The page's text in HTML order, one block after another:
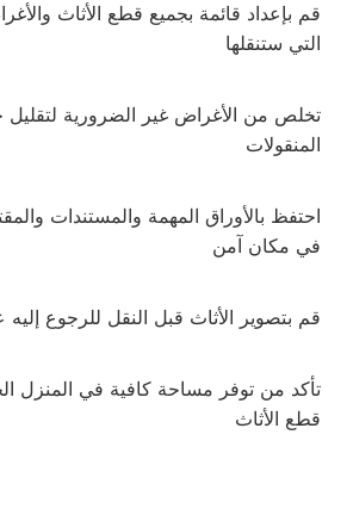
قم بإعداد قائمة بجميع قطع الأثاث
التي ستنقلها
تخلص من الأغراض غير الضرورية
المنقولات
احتفظ بالأوراق المهمة والمستندات
في مكان آمن
قم بتصوير الأثاث قبل النقل للرجوع إليه
تأكد من توفر مساحة كافية في المنزل
قطع الأثاث